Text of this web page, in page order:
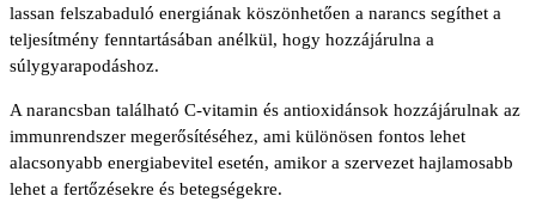
lassan felszabaduló energiának köszönhetően a narancs segíthet a
teljesítmény fenntartásában anélkül, hogy hozzájárulna a
súlygyarapodáshoz.
A narancsban található C-vitamin és antioxidánsok hozzájárulnak az
immunrendszer megerősítéséhez, ami különösen fontos lehet
alacsonyabb energiabevitel esetén, amikor a szervezet hajlamosabb
lehet a fertőzésekre és betegségekre.